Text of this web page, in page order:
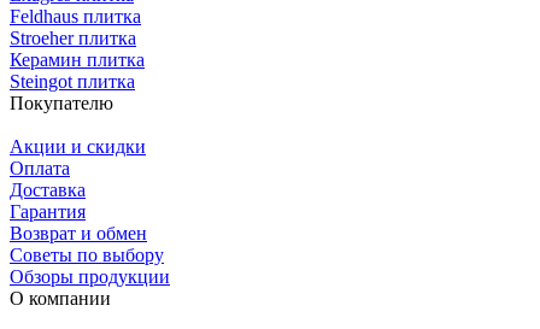
Feldhaus плитка
Stroeher плитка
Керамин плитка
Steingot плитка
Покупателю
Акции и скидки
Оплата
Доставка
Гарантия
Возврат и обмен
Советы по выбору
Обзоры продукции
О компании